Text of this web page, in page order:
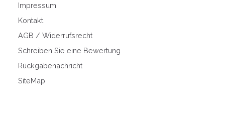
Impressum
Kontakt
AGB / Widerrufsrecht
Schreiben Sie eine Bewertung
Rückgabenachricht
SiteMap